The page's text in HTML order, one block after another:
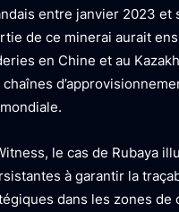
entre janvier 2023 et
de ce minerai aurait
en Chine et au
le cas de Rubaya
à garantir la
dans les zones de